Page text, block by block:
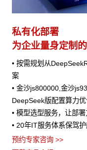
私有化部署
为企业量身定制
• 按需规划从
案
• 金沙js800000,金沙
DeepSeek版配置算力
• 模型选型服务，让部
• 20年IT服务体系保驾
预约专家咨询 >>